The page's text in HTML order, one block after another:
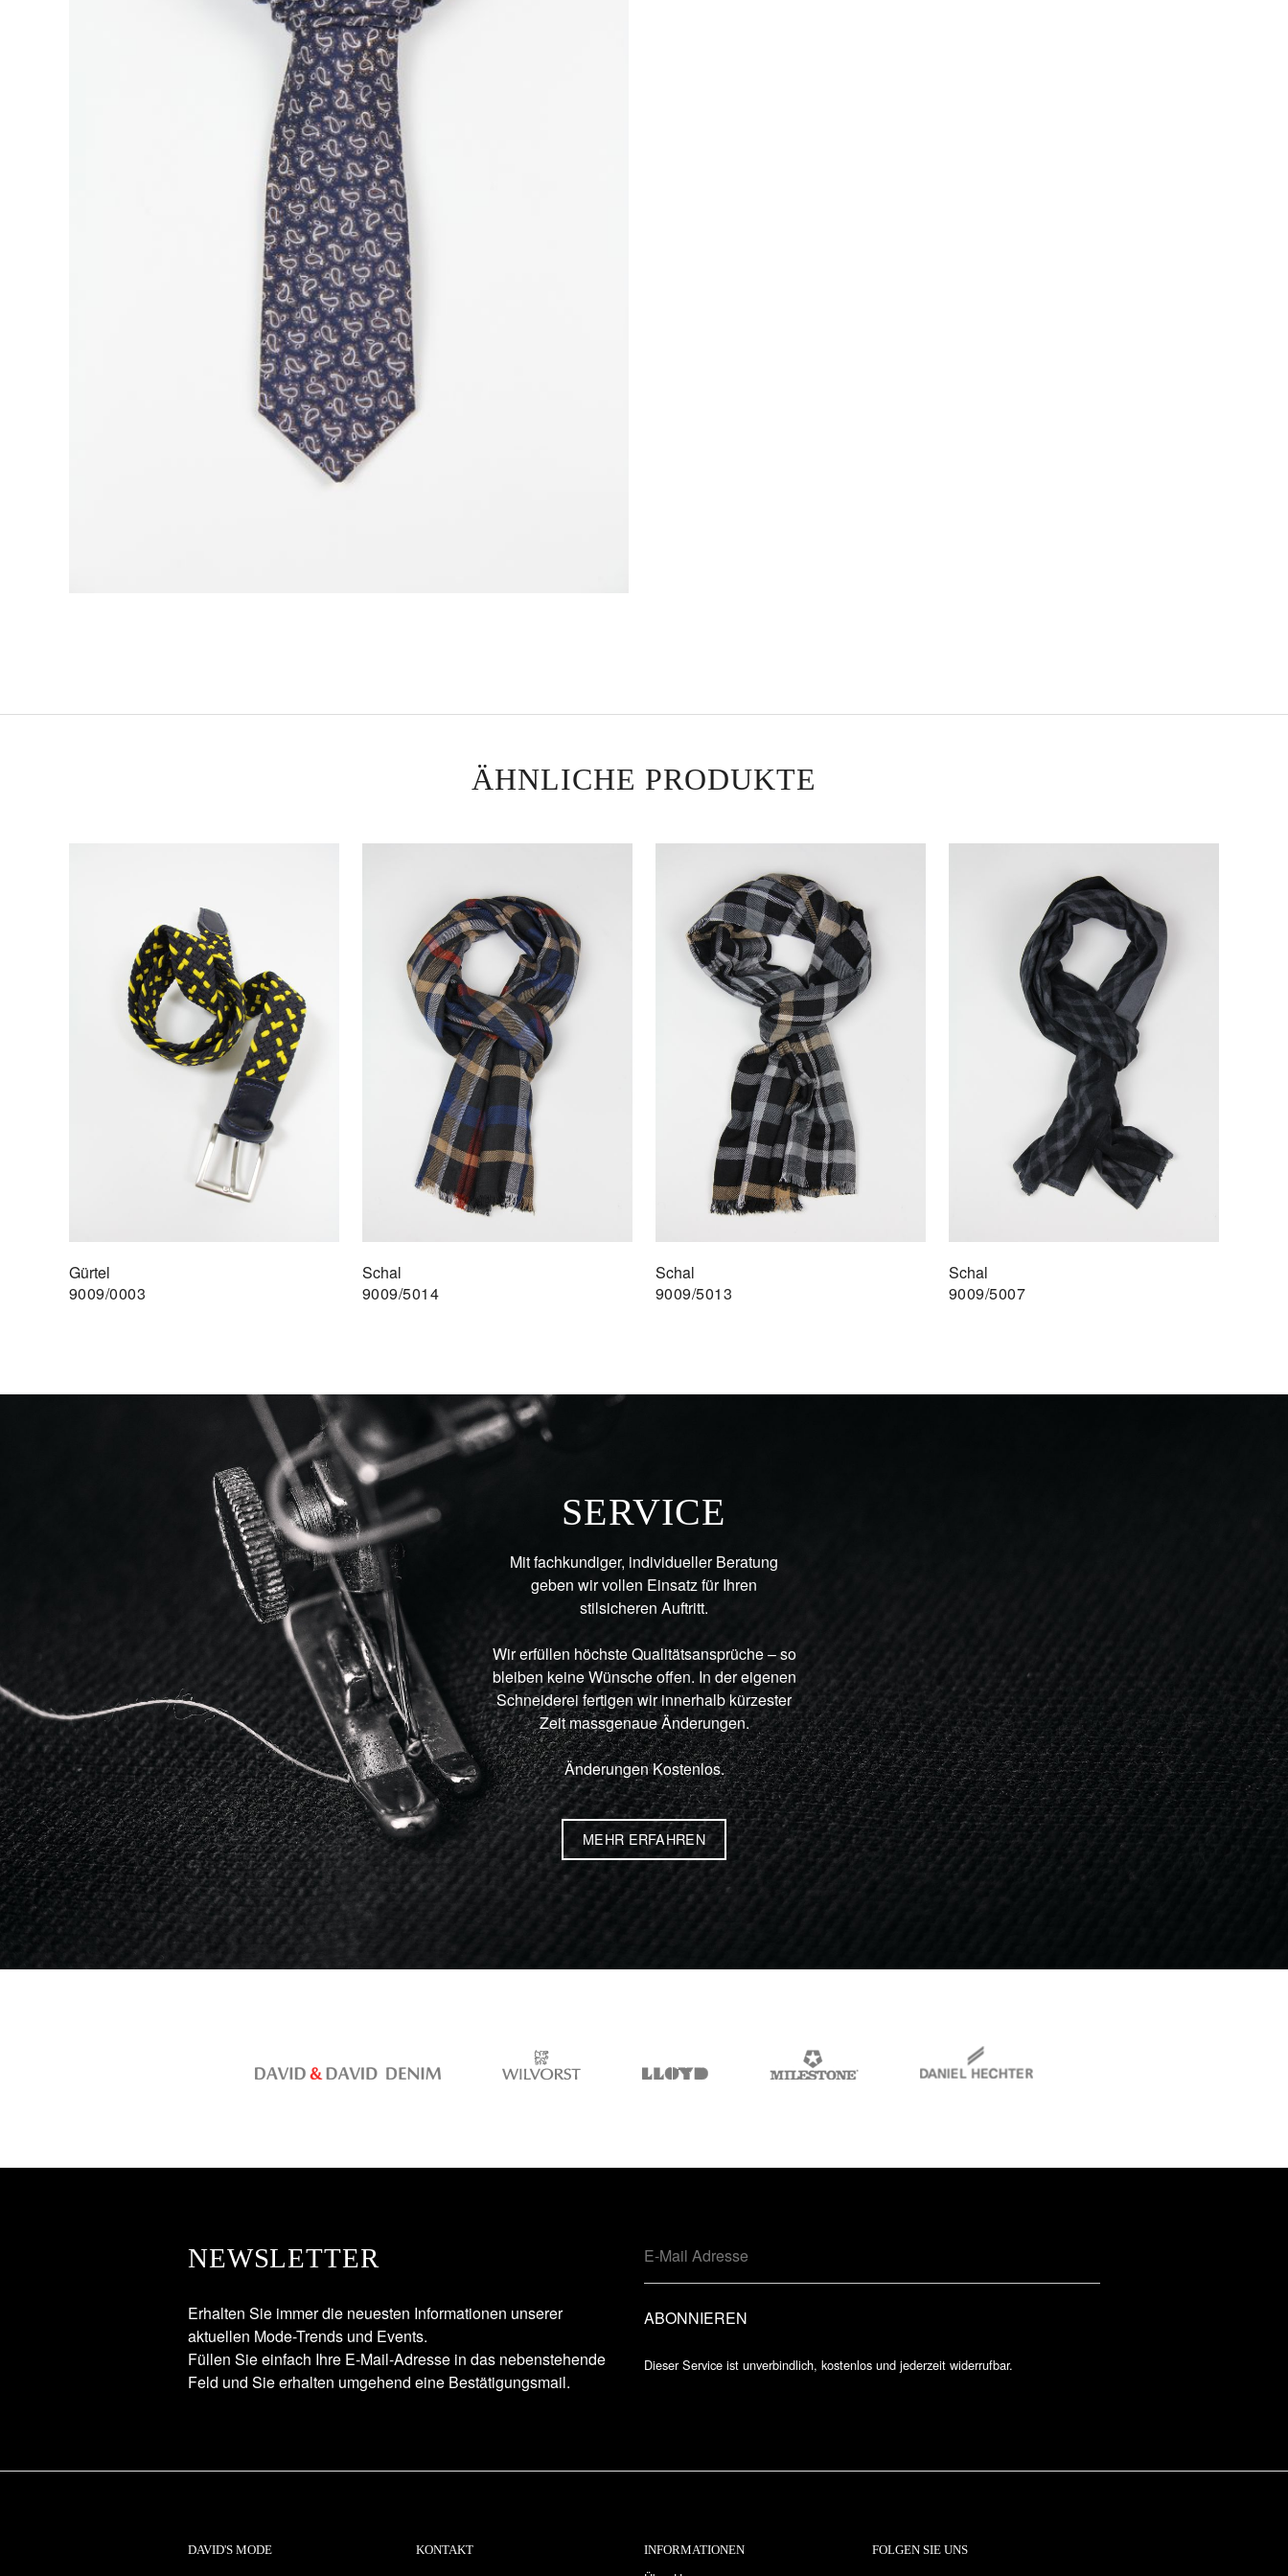
Krawatte
9009/2010
Für den feinen Anlass oder als Business-Ergänzung zu
formellen Anzügen zeigen sich die stilvollen Krawatten von
Davids Mode. Krawatten in anspruchsvoller Qualität aus
AUF DEN MERKZETTEL
ÄHNLICHE PRODUKTE
Gürtel
9009/0003
Schal
9009/5014
Schal
9009/5013
Schal
9009/5007
SERVICE
Mit fachkundiger, individueller Beratung
geben wir vollen Einsatz für Ihren
stilsicheren Auftritt.
Wir erfüllen höchste Qualitätsansprüche – so
bleiben keine Wünsche offen. In der eigenen
Schneiderei fertigen wir innerhalb kürzester
Zeit massgenaue Änderungen.
Änderungen Kostenlos.
MEHR ERFAHREN
NEWSLETTER
Erhalten Sie immer die neuesten Informationen unserer
aktuellen Mode-Trends und Events.
Füllen Sie einfach Ihre E-Mail-Adresse in das nebenstehende
Feld und Sie erhalten umgehend eine Bestätigungsmail.
Dieser Service ist unverbindlich, kostenlos und jederzeit widerrufbar.
DAVID'S MODE KONTAKT INFORMATIONEN FOLGEN SIE UNS